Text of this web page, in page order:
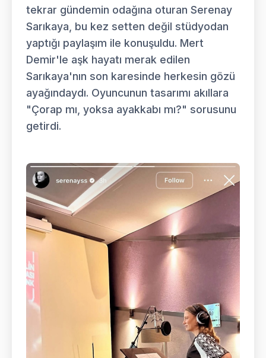
tekrar gündemin odağına oturan Serenay
Sarıkaya, bu kez setten değil stüdyodan
yaptığı paylaşım ile konuşuldu. Mert
Demir'le aşk hayatı merak edilen
Sarıkaya'nın son karesinde herkesin gözü
ayağındaydı. Oyuncunun tasarımı akıllara
"Çorap mı, yoksa ayakkabı mı?" sorusunu
getirdi.